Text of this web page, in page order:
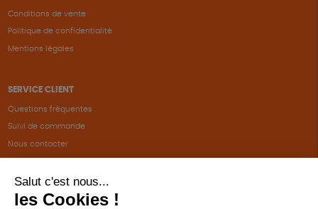
Conditions de vente
Politique de confidentialité
Mentions légales
SERVICE CLIENT
Questions fréquentes
Suivi de commande
Nous contacter
SUIVEZ-NOUS